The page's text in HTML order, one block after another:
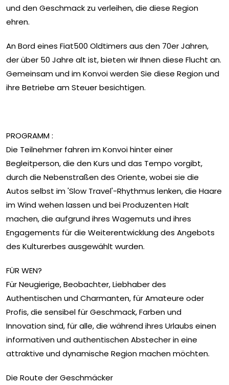
und den Geschmack zu verleihen, die diese Region
ehren.
An Bord eines Fiat500 Oldtimers aus den 70er Jahren,
der über 50 Jahre alt ist, bieten wir Ihnen diese Flucht an.
Gemeinsam und im Konvoi werden Sie diese Region und
ihre Betriebe am Steuer besichtigen.
PROGRAMM :
Die Teilnehmer fahren im Konvoi hinter einer
Begleitperson, die den Kurs und das Tempo vorgibt,
durch die Nebenstraßen des Oriente, wobei sie die
Autos selbst im 'Slow Travel'-Rhythmus lenken, die Haare
im Wind wehen lassen und bei Produzenten Halt
machen, die aufgrund ihres Wagemuts und ihres
Engagements für die Weiterentwicklung des Angebots
des Kulturerbes ausgewählt wurden.
FÜR WEN?
Für Neugierige, Beobachter, Liebhaber des
Authentischen und Charmanten, für Amateure oder
Profis, die sensibel für Geschmack, Farben und
Innovation sind, für alle, die während ihres Urlaubs einen
informativen und authentischen Abstecher in eine
attraktive und dynamische Region machen möchten.
Die Route der Geschmäcker